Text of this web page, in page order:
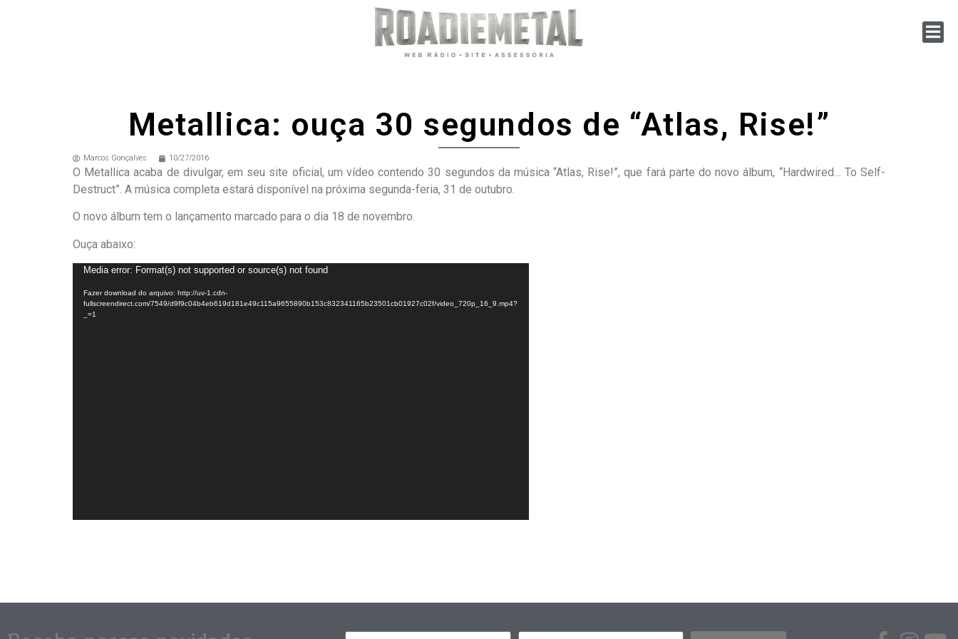
Metallica: ouça 30 segundos de “Atlas, Rise!”
Marcos Gonçalves 10/27/2016
O Metallica acaba de divulgar, em seu site oficial, um vídeo contendo 30 segundos da música “Atlas, Rise!”, que fará parte do novo álbum, “Hardwired… To Self-
Destruct”. A música completa estará disponível na próxima segunda-feria, 31 de outubro.
O novo álbum tem o lançamento marcado para o dia 18 de novembro.
Ouça abaixo:
Tocador
de
vídeo
Media error: Format(s) not supported or source(s) not found
Fazer download do arquivo: http://uv-1.cdn-
fullscreendirect.com/7549/d9f9c04b4eb619d181e49c115a9655890b153c832341165b23501cb01927c02f/video_720p_16_9.mp4?
_=1